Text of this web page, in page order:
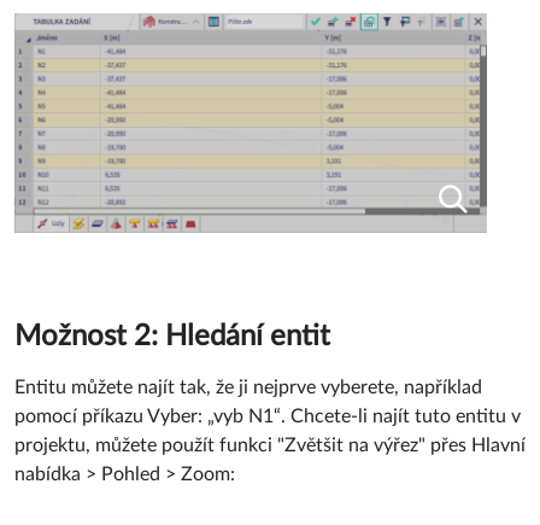
Možnost 2: Hledání entit
Entitu můžete najít tak, že ji nejprve vyberete, například
pomocí příkazu Vyber: „vyb N1“. Chcete-li najít tuto entitu v
projektu, můžete použít funkci "Zvětšit na výřez" přes Hlavní
nabídka > Pohled > Zoom: